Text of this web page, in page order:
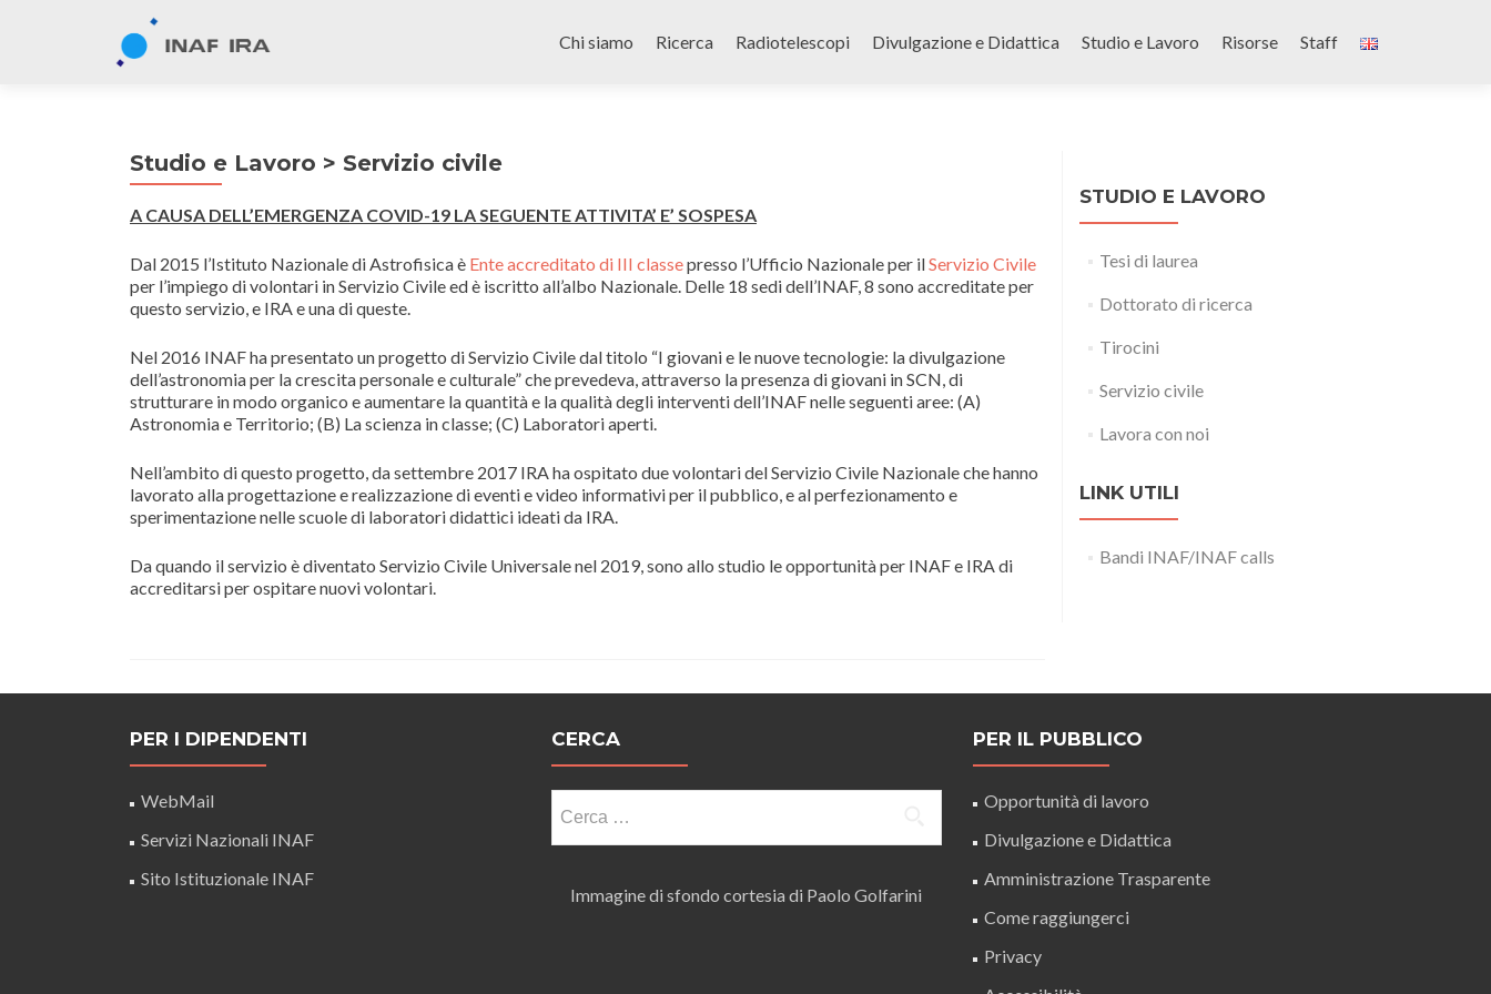
to
Chi siamo Ricerca Radiotelescopi Divulgazione e Didattica Studio e Lavoro Risorse Staff
Studio e Lavoro > Servizio civile
A CAUSA DELL’EMERGENZA COVID-19 LA SEGUENTE ATTIVITA’ E’ SOSPESA
Dal 2015 l’Istituto Nazionale di Astrofisica è Ente accreditato di III classepresso l’Ufficio Nazionale per ilServizio Civile
per l’impiego di volontari in Servizio Civile ed è iscritto all’albo Nazionale. Delle 18 sedi dell’INAF, 8 sono accreditate per
questo servizio, e IRA e una di queste.
Nel 2016 INAF ha presentato un progetto di Servizio Civile dal titolo “I giovani e le nuove tecnologie: la divulgazione
dell’astronomia per la crescita personale e culturale” che prevedeva, attraverso la presenza di giovani in SCN, di
strutturare in modo organico e aumentare la quantità e la qualità degli interventi dell’INAF nelle seguenti aree: (A)
Astronomia e Territorio; (B) La scienza in classe; (C) Laboratori aperti.
Nell’ambito di questo progetto, da settembre 2017 IRA ha ospitato due volontari del Servizio Civile Nazionale che hanno
lavorato alla progettazione e realizzazione di eventi e video informativi per il pubblico, e al perfezionamento e
sperimentazione nelle scuole di laboratori didattici ideati da IRA.
Da quando il servizio è diventato Servizio Civile Universale nel 2019, sono allo studio le opportunità per INAF e IRA di
accreditarsi per ospitare nuovi volontari.
STUDIO E LAVORO
Tesi di laurea
Dottorato di ricerca
Tirocini
Servizio civile
Lavora con noi
LINK UTILI
Bandi INAF/INAF calls
PER I DIPENDENTI
WebMail
Servizi Nazionali INAF
Sito Istituzionale INAF
CERCA
per:
Immagine di sfondo cortesia di Paolo Golfarini
PER IL PUBBLICO
Opportunità di lavoro
Divulgazione e Didattica
Amministrazione Trasparente
Come raggiungerci
Privacy